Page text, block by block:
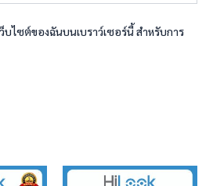
ไซต์ของฉันบนเบราว์เซอร์นี้ สำหรับการ